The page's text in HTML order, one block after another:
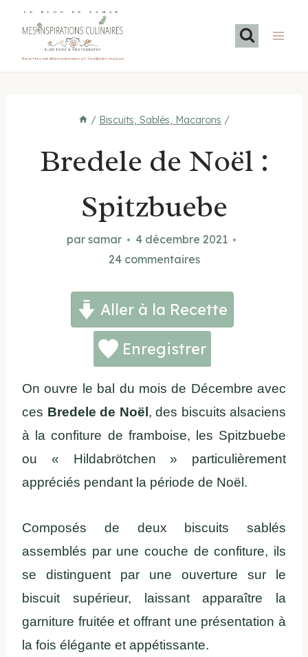
LE BLOG DE SAMAR
Recettes méditerranéennes et familiales maison
/ Biscuits, Sablés, Macarons /
Bredele de Noël :
Spitzbuebe
par samar
4 décembre 2021
24 commentaires
Aller à la Recette
Enregistrer
On ouvre le bal du mois de Décembre avec
ces Bredele de Noël , des biscuits alsaciens
à la confiture de framboise, les Spitzbuebe
ou « Hildabrötchen » particulièrement
appréciés pendant la période de Noël.
Composés de deux biscuits sablés
assemblés par une couche de confiture, ils
se distinguent par une ouverture sur le
biscuit supérieur, laissant apparaître la
garniture fruitée et offrant une présentation à
la fois élégante et appétissante.